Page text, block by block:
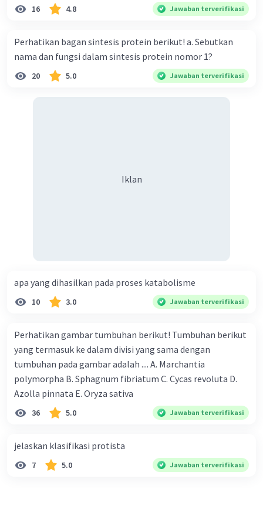
Izlaroaina I
Jawaban terverifikasi
semoga dapat dipahami
16 4.8 Jawaban terverifikasi
Perhatikan bagan sintesis protein berikut! a. Sebutkan
nama dan fungsi dalam sintesis protein nomor 1?
20 5.0 Jawaban terverifikasi
Iklan
apa yang dihasilkan pada proses katabolisme
10 3.0 Jawaban terverifikasi
Perhatikan gambar tumbuhan berikut! Tumbuhan berikut
yang termasuk ke dalam divisi yang sama dengan
tumbuhan pada gambar adalah .... A. Marchantia
polymorpha B. Sphagnum fibriatum C. Cycas revoluta D.
Azolla pinnata E. Oryza sativa
36 5.0 Jawaban terverifikasi
jelaskan klasifikasi protista
7 5.0 Jawaban terverifikasi